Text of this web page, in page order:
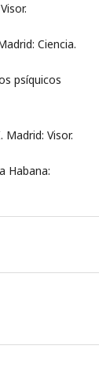
Ciencia.
psíquicos
Visor.
Habana: